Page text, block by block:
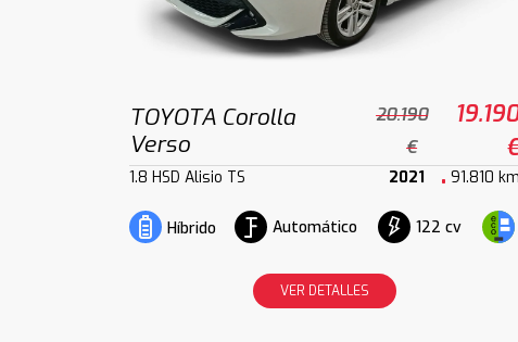
TOYOTA Corolla
Verso
20.190
€
1.8 HSD Alisio TS 2021 91.810
Híbrido Automático 122 cv
VER DETALLES